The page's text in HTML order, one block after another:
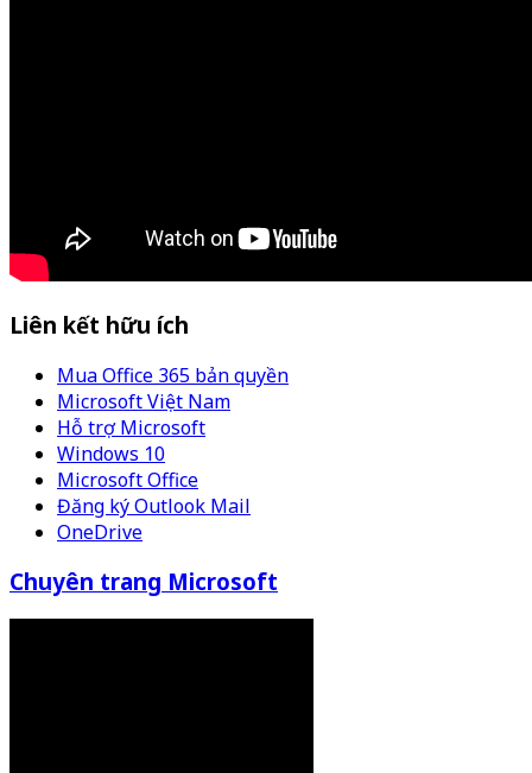
Liên kết hữu ích
Mua Office 365 bản quyền
Microsoft Việt Nam
Hỗ trợ Microsoft
Windows 10
Microsoft Office
Đăng ký Outlook Mail
OneDrive
Chuyên trang Microsoft